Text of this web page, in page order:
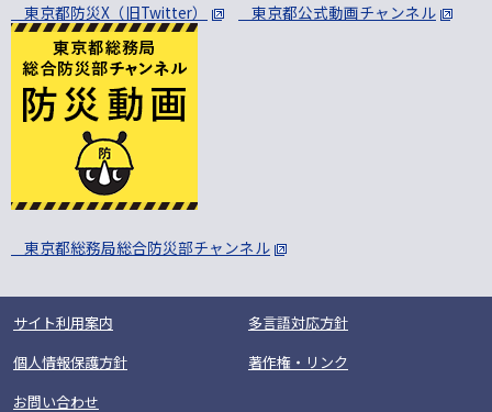
東京都防災X（旧Twitter） 東京都公式動画チャンネル
東京都総務局総合防災部チャンネル
サイト利用案内
多言語対応方針
個人情報保護方針
著作権・リンク
お問い合わせ